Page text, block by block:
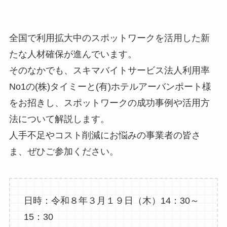
全国で利用拡大中のスポットワークを活用した新
たな人材確保が進んでいます。
そのなかでも、スキマバイトサービス法人利用率
No1の(株)タイミーと(有)ホテルアーバンポート様
をお招きし、スポットワークの成功事例や活用方
法について解説します。
人手不足やコスト削減にお悩みの事業者の皆さ
ま、ぜひご参加ください。
日時：令和８年３月１９日（木）14：30～
15：30